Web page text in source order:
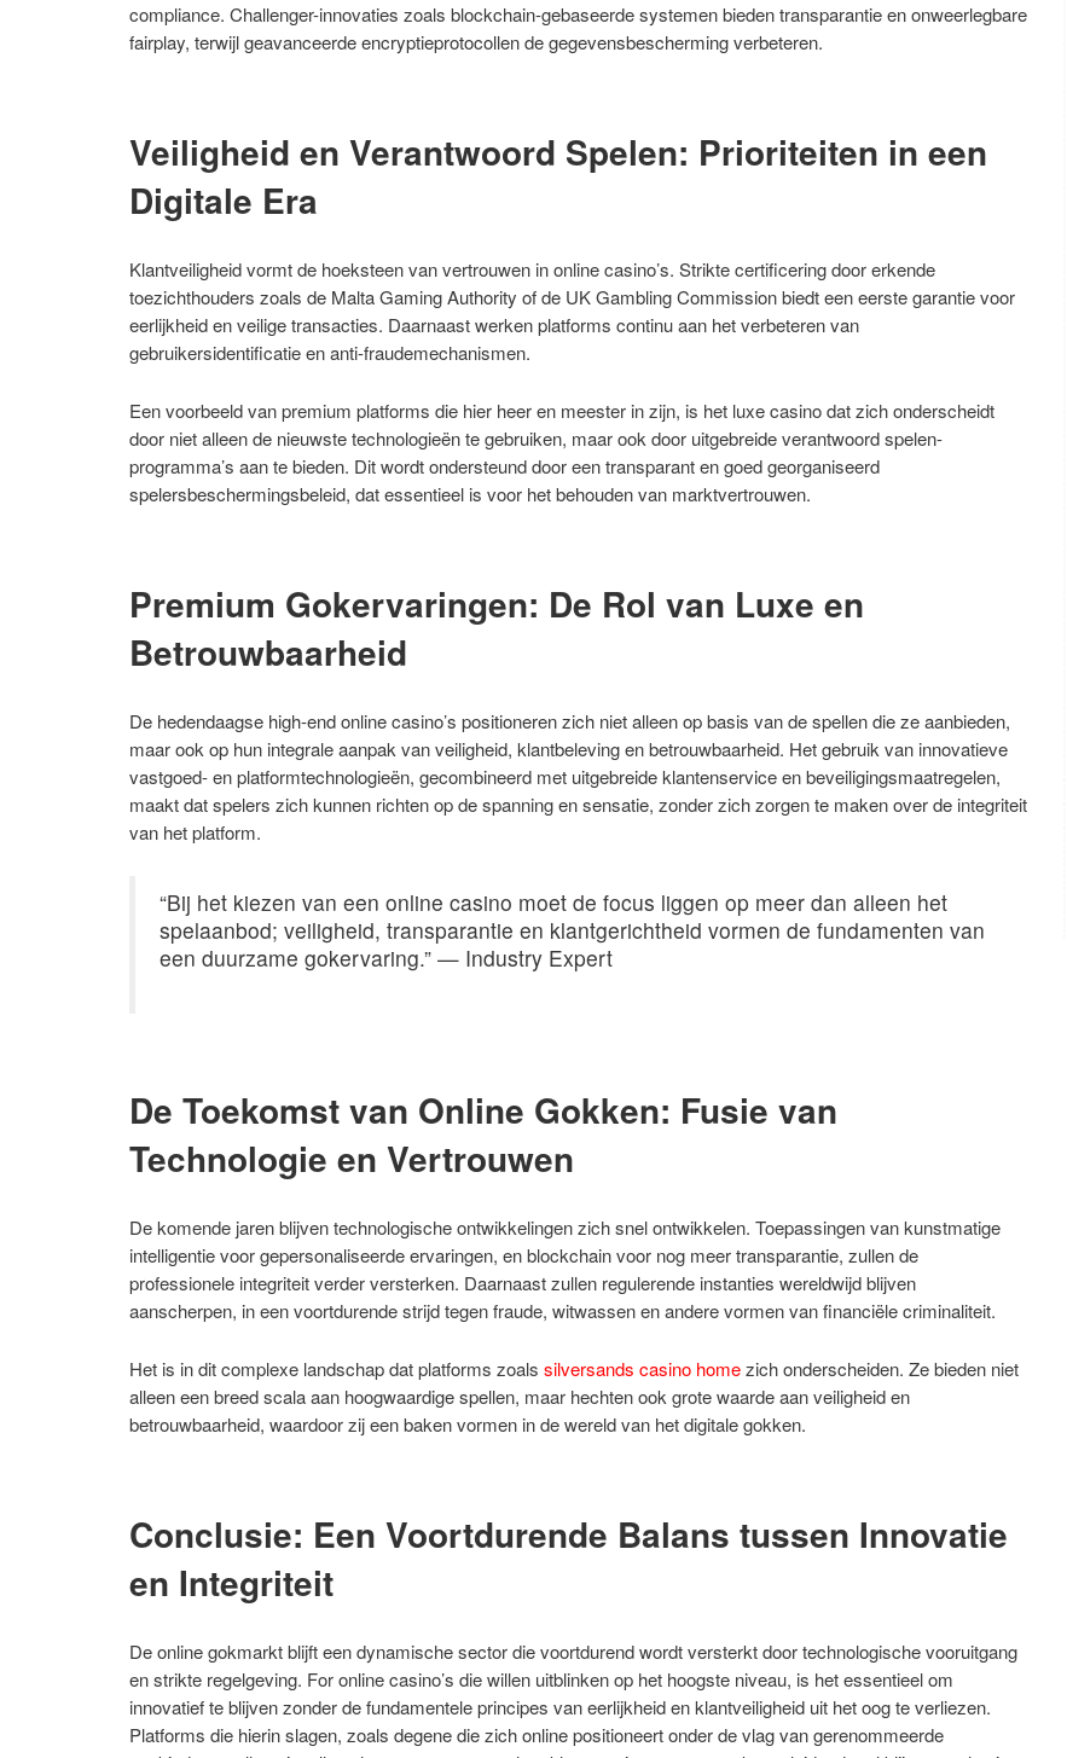
compliance. Challenger-innovaties zoals blockchain-gebaseerde systemen bieden transparantie en onweerlegbare
fairplay, terwijl geavanceerde encryptieprotocollen de gegevensbescherming verbeteren.
Veiligheid en Verantwoord Spelen: Prioriteiten in een
Digitale Era
Klantveiligheid vormt de hoeksteen van vertrouwen in online casino’s. Strikte certificering door erkende
toezichthouders zoals de Malta Gaming Authority of de UK Gambling Commission biedt een eerste garantie voor
eerlijkheid en veilige transacties. Daarnaast werken platforms continu aan het verbeteren van
gebruikersidentificatie en anti-fraudemechanismen.
Een voorbeeld van premium platforms die hier heer en meester in zijn, is het luxe casino dat zich onderscheidt
door niet alleen de nieuwste technologieën te gebruiken, maar ook door uitgebreide verantwoord spelen-
programma’s aan te bieden. Dit wordt ondersteund door een transparant en goed georganiseerd
spelersbeschermingsbeleid, dat essentieel is voor het behouden van marktvertrouwen.
Premium Gokervaringen: De Rol van Luxe en
Betrouwbaarheid
De hedendaagse high-end online casino’s positioneren zich niet alleen op basis van de spellen die ze aanbieden,
maar ook op hun integrale aanpak van veiligheid, klantbeleving en betrouwbaarheid. Het gebruik van innovatieve
vastgoed- en platformtechnologieën, gecombineerd met uitgebreide klantenservice en beveiligingsmaatregelen,
maakt dat spelers zich kunnen richten op de spanning en sensatie, zonder zich zorgen te maken over de integriteit
van het platform.
“Bij het kiezen van een online casino moet de focus liggen op meer dan alleen het
spelaanbod; veiligheid, transparantie en klantgerichtheid vormen de fundamenten van
een duurzame gokervaring.” — Industry Expert
De Toekomst van Online Gokken: Fusie van
Technologie en Vertrouwen
De komende jaren blijven technologische ontwikkelingen zich snel ontwikkelen. Toepassingen van kunstmatige
intelligentie voor gepersonaliseerde ervaringen, en blockchain voor nog meer transparantie, zullen de
professionele integriteit verder versterken. Daarnaast zullen regulerende instanties wereldwijd blijven
aanscherpen, in een voortdurende strijd tegen fraude, witwassen en andere vormen van financiële criminaliteit.
Het is in dit complexe landschap dat platforms zoals silversands casino homezich onderscheiden. Ze bieden niet
alleen een breed scala aan hoogwaardige spellen, maar hechten ook grote waarde aan veiligheid en
betrouwbaarheid, waardoor zij een baken vormen in de wereld van het digitale gokken.
Conclusie: Een Voortdurende Balans tussen Innovatie
en Integriteit
De online gokmarkt blijft een dynamische sector die voortdurend wordt versterkt door technologische vooruitgang
en strikte regelgeving. For online casino’s die willen uitblinken op het hoogste niveau, is het essentieel om
innovatief te blijven zonder de fundamentele principes van eerlijkheid en klantveiligheid uit het oog te verliezen.
Platforms die hierin slagen, zoals degene die zich online positioneert onder de vlag van gerenommeerde